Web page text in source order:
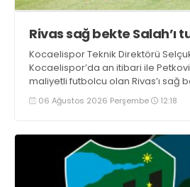
Rivas sağ bekte Salah’ı
Kocaelispor Teknik Direktörü
Kocaelispor’da an itibari ile
maliyetli futbolcu olan Rivas’ı sağ
düşünüyor.
06 Ağustos 2026 Perşembe 12:18